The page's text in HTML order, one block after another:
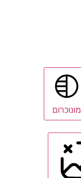
מונוכרום